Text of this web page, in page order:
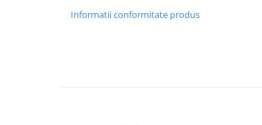
Informatii conformitate produs